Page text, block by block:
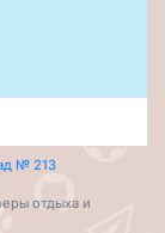
№ 213
отдыха и